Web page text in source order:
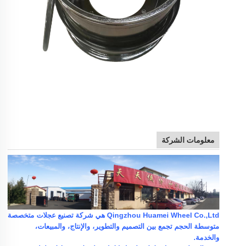
معلومات الشركة
Qingzhou Huamei Wheel Co.,Ltd هي شركة تصنيع عجلات متخصصة
متوسطة الحجم تجمع بين التصميم والتطوير، والإنتاج، والمبيعات،
والخدمة.